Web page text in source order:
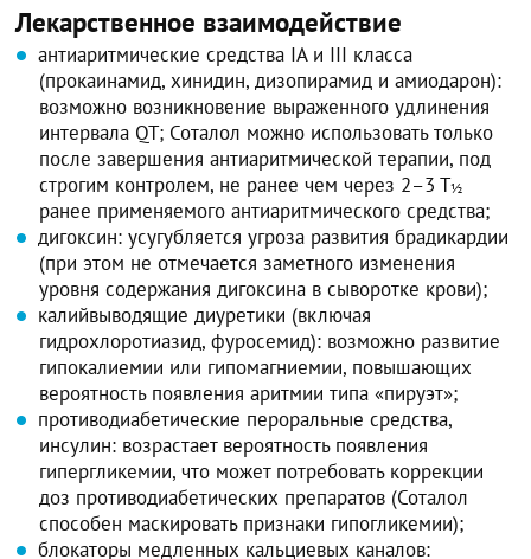
Лекарственное взаимодействие
антиаритмические средства IA и III класса
(прокаинамид, хинидин, дизопирамид и амиодарон):
возможно возникновение выраженного удлинения
интервала QT; Соталол можно использовать только
после завершения антиаритмической терапии, под
строгим контролем, не ранее чем через 2–3 Т½
ранее применяемого антиаритмического средства;
дигоксин: усугубляется угроза развития брадикардии
(при этом не отмечается заметного изменения
уровня содержания дигоксина в сыворотке крови);
калийвыводящие диуретики (включая
гидрохлоротиазид, фуросемид): возможно развитие
гипокалиемии или гипомагниемии, повышающих
вероятность появления аритмии типа «пируэт»;
противодиабетические пероральные средства,
инсулин: возрастает вероятность появления
гипергликемии, что может потребовать коррекции
доз противодиабетических препаратов (Соталол
способен маскировать признаки гипогликемии);
блокаторы медленных кальциевых каналов: